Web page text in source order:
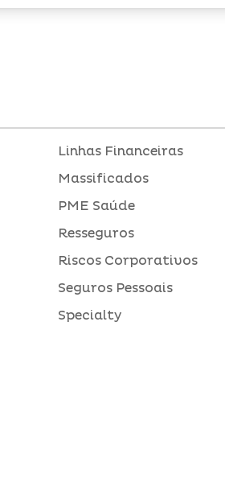
Linhas Financeiras
Massificados
PME Saúde
Resseguros
Riscos Corporativos
Seguros Pessoais
Specialty